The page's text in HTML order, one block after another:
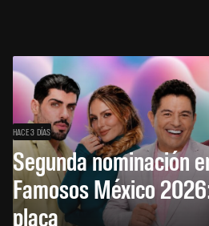
HACE 3 DÍAS
Segunda nominación
Famosos México
placa